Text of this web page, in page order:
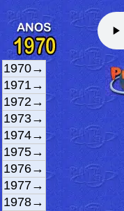
1970→
1971→
1972→
1973→
1974→
1975→
1976→
1977→
1978→